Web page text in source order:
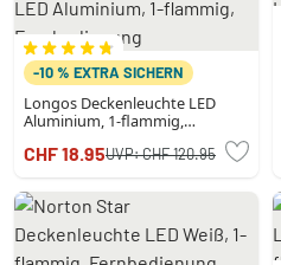
-10 % EXTRA SICHERN
Longos Deckenleuchte LED
Aluminium, 1-flammig,
CHF 18.95UVP:CHF 120.95